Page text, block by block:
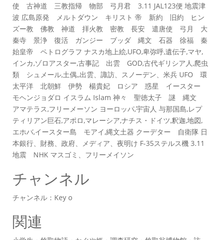
使 古神道 三教指帰 物部 弓月君 3.11 JAL123便 地震津
波 広島原発 メルトダウン キリスト 帝 新約 旧約 ヒン
ズー教 佛教 神道 拝火教 密教 長安 遣唐使 弓月 大
秦寺 景浄 復活 ガンジー ブッダ 縄文 石器 徐福 秦
始皇帝 ペトログラフ ナスカ地上絵,UFO,卑弥呼,遺伝子,マヤ,
インカ,ゾロアスター,古事記 出雲 GOD,古代ギリシア人,爬虫
類 シュメール,土偶,,出雲、諏訪、スノーデン、米兵 UFO 環
太平洋 北朝鮮 伊勢 楊貴妃 ロシア 惑星 イースター
モヘンジョダロ イスラム Islam 神々 聖徳太子 謎 縄文
アマテラス,フリーメーソン ヨーロッパ,宇宙人 与那国島,レプ
ティリアン巨石,アポロ,マレーシア,ナチス・ドイツ,釈迦,地図,
エホバ,イースター島 モアイ,縄文土器 クーデター 自衛隊 日
本銀行、財務、政府、メディア、夜明け F-35ステルス機 3.11
地震 NHK マスゴミ、フリーメイソン
チャンネル
チャンネル：Key o
関連